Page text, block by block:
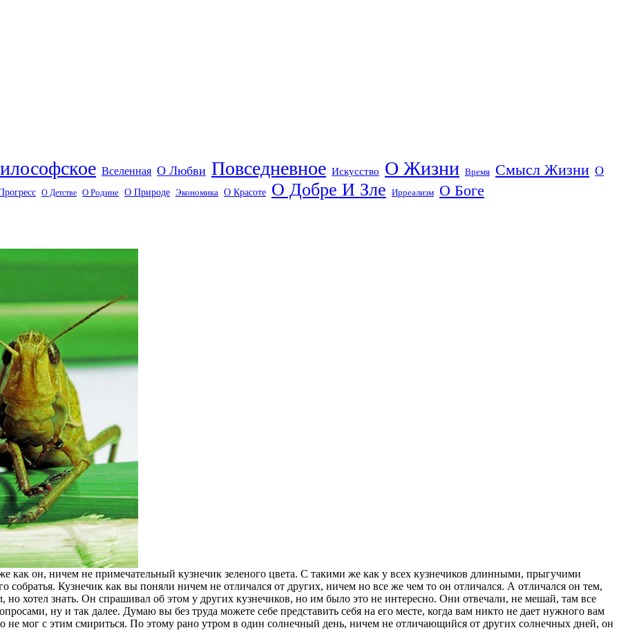
Вселенная О Любви Повседневное Искусство О Жизни Время Смысл Жизни О
О Детстве О Родине О Природе Экономика О Красоте О Добре И Зле Ирреализм О Боге
он, ничем не примечательный кузнечик зеленого цвета. С такими же как у всех кузнечиков длинными, прыгучими
Кузнечик как вы поняли ничем не отличался от других, ничем но все же чем то он отличался. А отличался он тем,
но хотел знать. Он спрашивал об этом у других кузнечиков, но им было это не интересно. Они отвечали, не мешай, там все
ну и так далее. Думаю вы без труда можете себе представить себя на его месте, когда вам никто не дает нужного вам
не мог с этим смириться. По этому рано утром в один солнечный день, ничем не отличающийся от других солнечных дней, он